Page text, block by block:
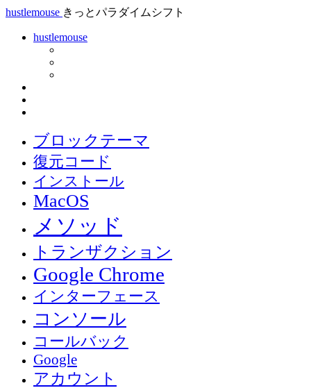
hustlemouse きっとパラダイムシフト
hustlemouse
ブロックテーマ
復元コード
インストール
MacOS
メソッド
トランザクション
Google Chrome
インターフェース
コンソール
コールバック
Google
アカウント